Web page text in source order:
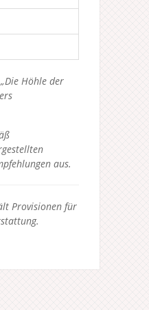
Höhle der
aus.
Provisionen für